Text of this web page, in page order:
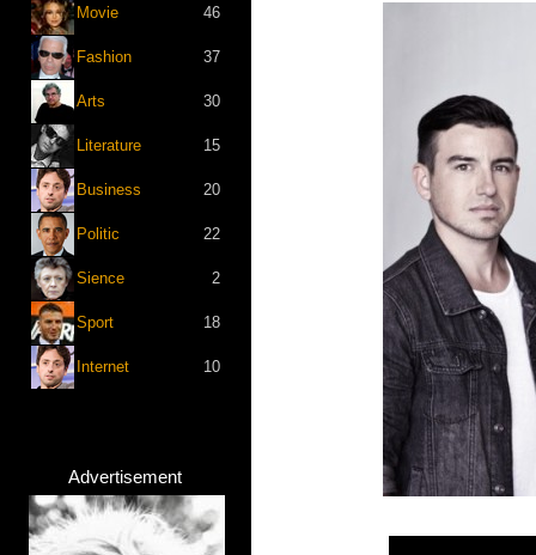
Movie 46
Fashion 37
Arts 30
Literature 15
Business 20
Politic 22
Sience 2
Sport 18
Internet 10
Advertisement